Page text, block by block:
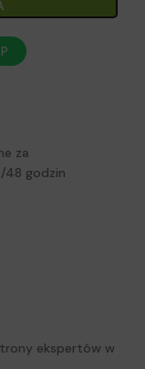
za
48 godzin
ekspertów w